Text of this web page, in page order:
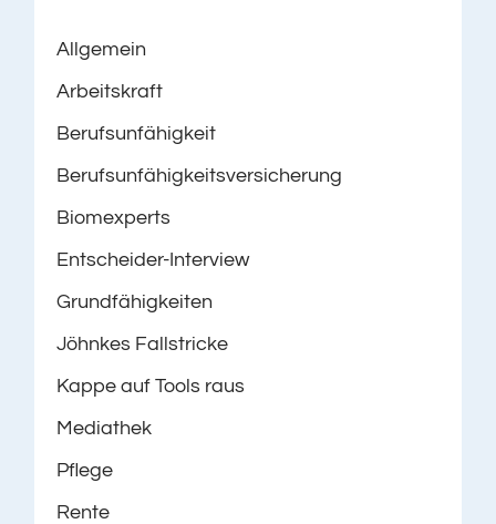
Allgemein
Arbeitskraft
Berufsunfähigkeit
Berufsunfähigkeitsversicherung
Biomexperts
Entscheider-Interview
Grundfähigkeiten
Jöhnkes Fallstricke
Kappe auf Tools raus
Mediathek
Pflege
Rente